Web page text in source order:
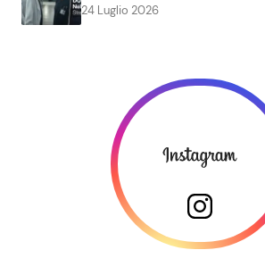
24 Luglio 2026